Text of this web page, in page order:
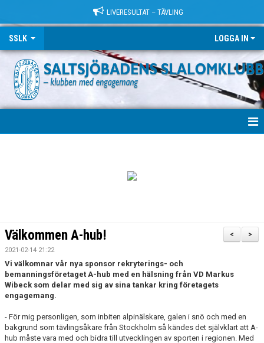
LIVERESULTAT – TÄVLING
SSLK LOGGA IN
TÄVLING
KALENDER
SALTISBACKEN
DOKUMENT
>
<
Välkommen A-hub!
2021-02-14 21:22
Vi välkomnar vår nya sponsor rekryterings- och
bemanningsföretaget A-hub med en hälsning från VD Markus
Wibeck som delar med sig av sina tankar kring företagets
engagemang.
- För mig personligen, som inbiten alpinälskare, galen i snö och med en
bakgrund som tävlingsåkare från Stockholm så kändes det självklart att A-
hub måste vara med och bidra till utvecklingen av sporten i regionen. Med